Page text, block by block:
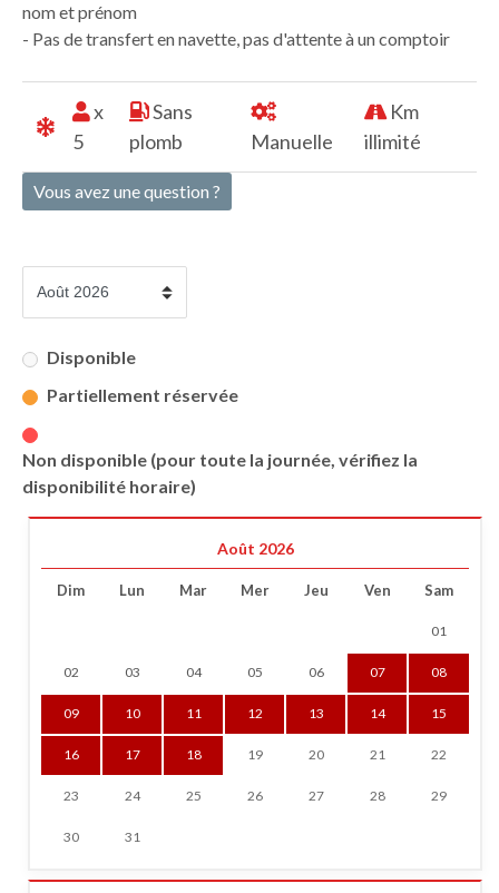
nom et prénom
- Pas de transfert en navette, pas d'attente à un comptoir
x
5
Sans
plomb
Manuelle
Km
illimité
Vous avez une question ?
Disponible
Partiellement réservée
Non disponible (pour toute la journée, vérifiez la
disponibilité horaire)
Août 2026
Dim Lun Mar Mer Jeu Ven Sam
01
02 03 04 05 06 07 08
09 10 11 12 13 14 15
16 17 18 19 20 21 22
23 24 25 26 27 28 29
30 31